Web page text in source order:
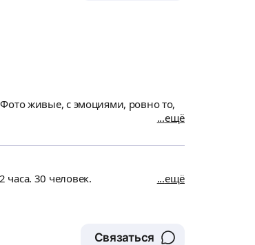
Фото живые, с эмоциями, ровно то,
ещё
часа. 30 человек.
ещё
Связаться